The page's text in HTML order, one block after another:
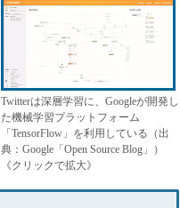
Twitterは深層学習に、Googleが開発し
た機械学習プラットフォーム
「TensorFlow」を利用している（出
典：Google「Open Source Blog」）
《クリックで拡大》